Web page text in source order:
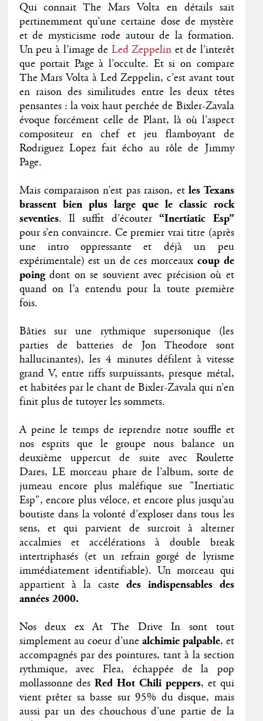
Qui connait The Mars Volta en détails sait
pertinemment qu’une certaine dose de mystère
et de mysticisme rode autour de la formation.
Un peu à l’image de Led Zeppelin et de l’interêt
que portait Page à l’occulte. Et si on compare
The Mars Volta à Led Zeppelin, c’est avant tout
en raison des similitudes entre les deux têtes
pensantes : la voix haut perchée de Bixler-Zavala
évoque forcément celle de Plant, là où l’aspect
compositeur en chef et jeu flamboyant de
Rodriguez Lopez fait écho au rôle de Jimmy
Page.
Mais comparaison n’est pas raison, etles Texans
brassent bien plus large que le classic rock
seventies. Il suffit d’écouter“Inertiatic Esp”
pour s’en convaincre. Ce premier vrai titre (après
une intro oppressante et déjà un peu
expérimentale) est un de ces morceaux coup de
poingdont on se souvient avec précision où et
quand on l’a entendu pour la toute première
fois.
Bâties sur une rythmique supersonique (les
parties de batteries de Jon Theodore sont
hallucinantes), les 4 minutes défilent à vitesse
grand V, entre riffs surpuissants, presque métal,
et habitées par le chant de Bixler-Zavala qui n’en
finit plus de tutoyer les sommets.
A peine le temps de reprendre notre souffle et
nos esprits que le groupe nous balance un
deuxième uppercut de suite avec Roulette
Dares, LE morceau phare de l’album, sorte de
jumeau encore plus maléfique sue "Inertiatic
Esp", encore plus véloce, et encore plus jusqu’au
boutiste dans la volonté d’exploser dans tous les
sens, et qui parvient de surcroit à alterner
accalmies et accélérations à double break
intertriphasés (et un refrain gorgé de lyrisme
immédiatement identifiable). Un morceau qui
appartient à la caste des indispensables des
années 2000.
Nos deux ex At The Drive In sont tout
simplement au coeur d’une alchimie palpable, et
accompagnés par des pointures, tant à la section
rythmique, avec Flea, échappée de la pop
mollassonne desRed Hot Chili peppers, et qui
vient prêter sa basse sur 95% du disque, mais
aussi par un des chouchous d’une partie de la